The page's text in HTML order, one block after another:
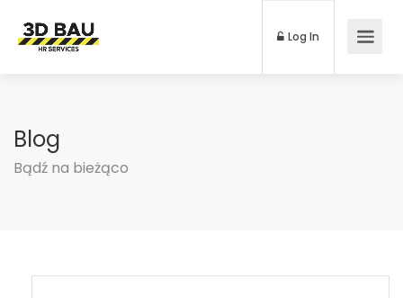
Log In
Blog
Bądź na bieżąco